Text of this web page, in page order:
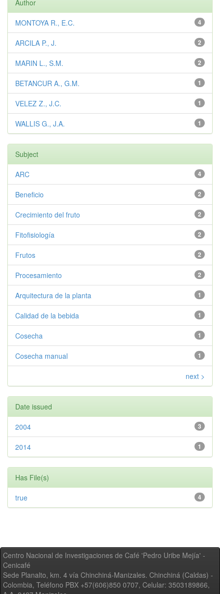
Author
4
MONTOYA R., E.C.
2
ARCILA P., J.
2
MARIN L., S.M.
1
BETANCUR A., G.M.
1
VELEZ Z., J.C.
1
WALLIS G., J.A.
Subject
4
ARC
2
Beneficio
2
Crecimiento del fruto
2
Fitofisiología
2
Frutos
2
Procesamiento
1
Arquitectura de la planta
1
Calidad de la bebida
1
Cosecha
1
Cosecha manual
next >
Date issued
3
2004
1
2014
Has File(s)
4
true
Centro Nacional de Investigaciones de Café 'Pedro Uribe Mejía' -
Cenicafé
Sede Planalto, km. 4 vía Chinchiná-Manizales. Chinchiná (Caldas) -
Colombia, Teléfono PBX +57(606)850 0707, Celular: 3503189866,